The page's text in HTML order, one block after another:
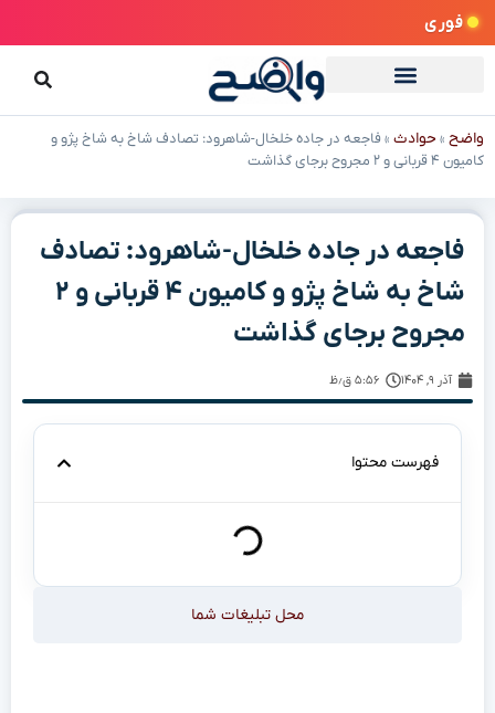
فوری
واضح » حوادث »فاجعه در جاده خلخال-شاهرود: تصادف شاخ به شاخ پژو و
کامیون ۴ قربانی و ۲ مجروح برجای گذاشت
فاجعه در جاده خلخال-شاهرود: تصادف
شاخ به شاخ پژو و کامیون ۴ قربانی و ۲
مجروح برجای گذاشت
آذر ۹, ۱۴۰۴ ۵:۵۶ ق٫ظ
فهرست محتوا
محل تبلیغات شما